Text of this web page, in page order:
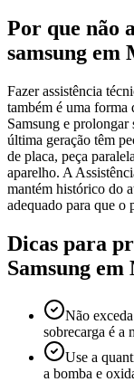
Por que não
samsung em
Fazer assistência
também é uma forma
Samsung e
última geração têm
de placa, peça
aparelho. A
mantém histórico do
adequado para que o
Dicas para
Samsung em
Não
sobrecarga é a
Use a
a bomba e